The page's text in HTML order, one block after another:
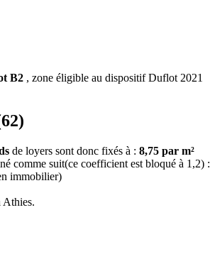
B2 , zone éligible au dispositif Duflot 2021
de loyers sont donc fixés à : 8,75 par m²
comme suit(ce coefficient est bloqué à 1,2) :
immobilier)
Athies.